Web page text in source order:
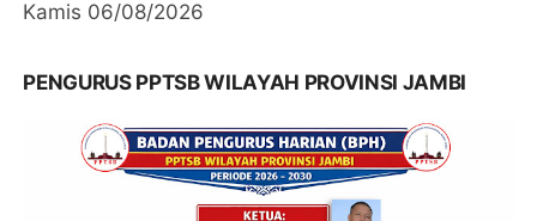
Kamis 06/08/2026
PENGURUS PPTSB WILAYAH PROVINSI JAMBI